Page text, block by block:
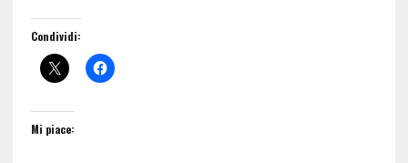
Condividi:
Mi piace: